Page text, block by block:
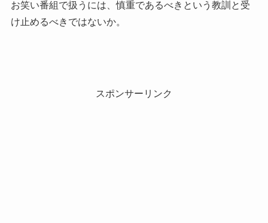
お笑い番組で扱うには、慎重であるべきという教訓と受
け止めるべきではないか。
スポンサーリンク